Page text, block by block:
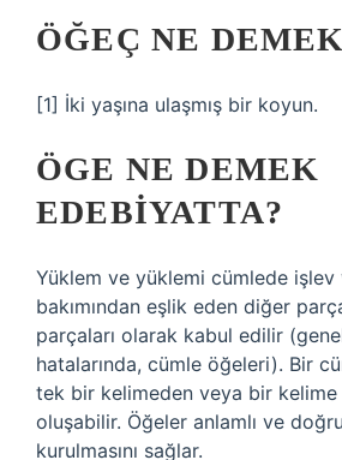
ÖĞEÇ NE
[1] İki yaşına ulaşmış bir koyun.
ÖGE NE DEMEK
EDEBIYATTA?
Yüklem ve yüklemi cümlede işlev
bakımından eşlik eden diğer
parçaları olarak kabul edilir
hatalarında, cümle öğeleri). Bir
tek bir kelimeden veya bir
oluşabilir. Öğeler anlamlı ve
kurulmasını sağlar.